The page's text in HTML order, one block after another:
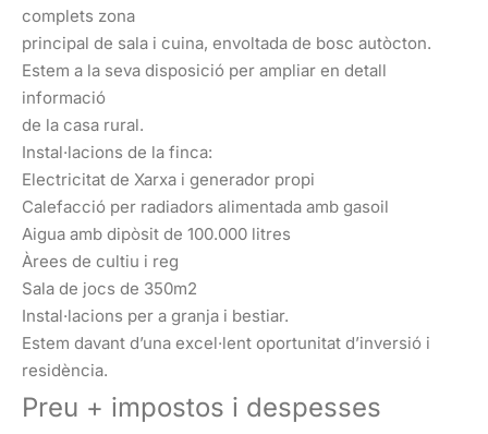
complets zona
principal de sala i cuina, envoltada de bosc autòcton.
Estem a la seva disposició per ampliar en detall
informació
de la casa rural.
Instal·lacions de la finca:
Electricitat de Xarxa i generador propi
Calefacció per radiadors alimentada amb gasoil
Aigua amb dipòsit de 100.000 litres
Àrees de cultiu i reg
Sala de jocs de 350m2
Instal·lacions per a granja i bestiar.
Estem davant d’una excel·lent oportunitat d’inversió i
residència.
Preu + impostos i despesses